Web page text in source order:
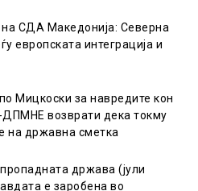
СДА Македонија: Северна
европската интеграција и
Мицкоски за навредите кон
возврати дека токму
на државна сметка
држава (јули
е заробена во